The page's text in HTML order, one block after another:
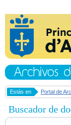
Estás en Portal de
Buscador de